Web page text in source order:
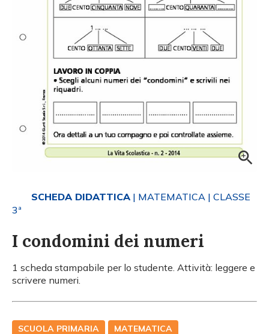
SCHEDA DIDATTICA | MATEMATICA | CLASSE
3ª
I condomini dei numeri
1 scheda stampabile per lo studente. Attività: leggere e
scrivere numeri.
SCUOLA PRIMARIA MATEMATICA